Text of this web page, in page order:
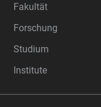
Fakultät
Forschung
Studium
Institute